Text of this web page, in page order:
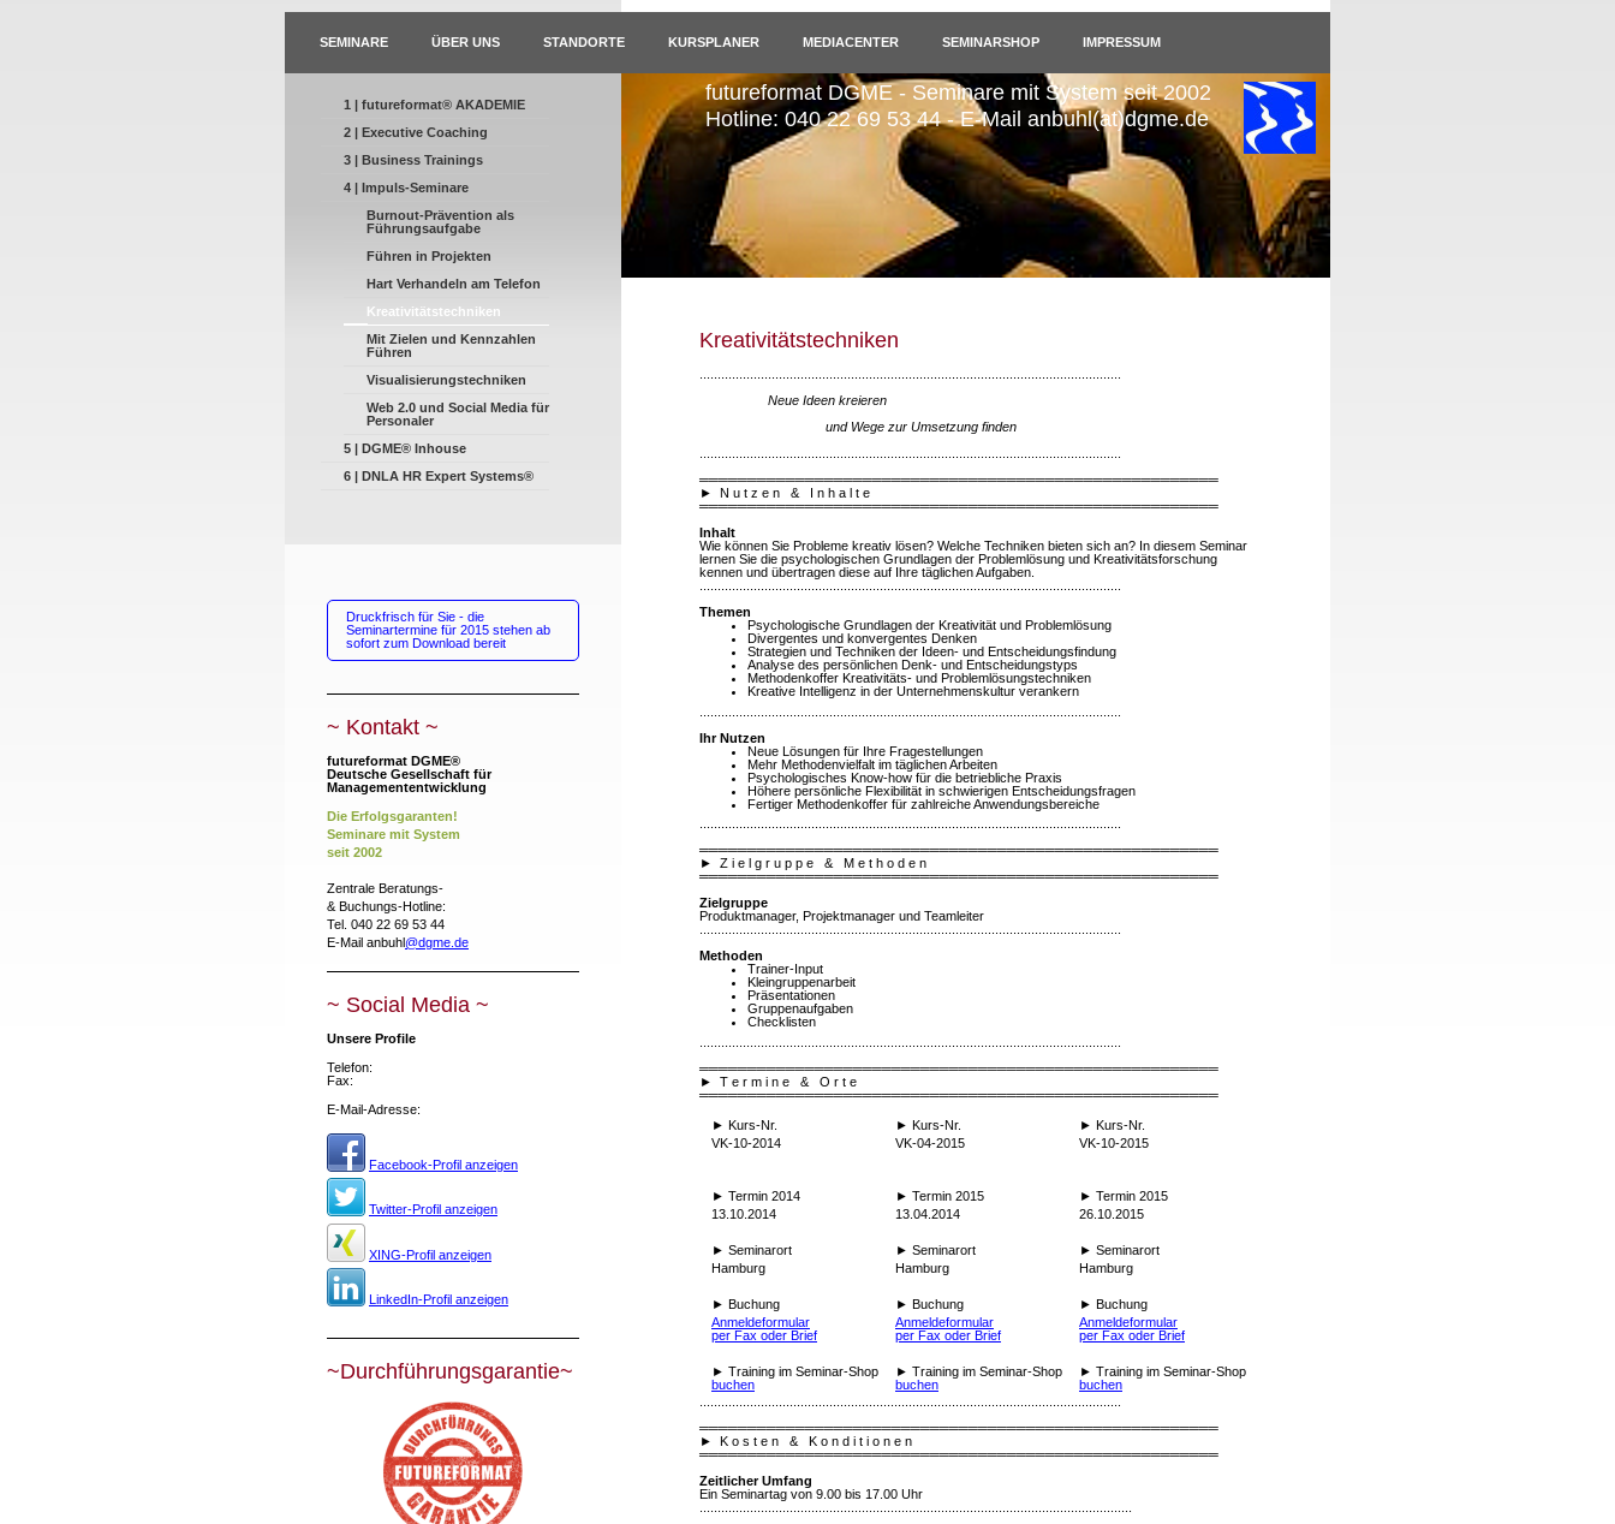
SEMINARE ÜBER UNS STANDORTE KURSPLANER MEDIACENTER SEMINARSHOP IMPRESSUM
1 | futureformat® AKADEMIE
2 | Executive Coaching
3 | Business Trainings
4 | Impuls-Seminare
Burnout-Prävention als
Führungsaufgabe
Führen in Projekten
Hart Verhandeln am Telefon
Kreativitätstechniken
Mit Zielen und Kennzahlen
Führen
Visualisierungstechniken
Web 2.0 und Social Media für
Personaler
5 | DGME® Inhouse
6 | DNLA HR Expert Systems®
Druckfrisch für Sie - die
Seminartermine für 2015 stehen ab
sofort zum Download bereit
~ Kontakt ~
futureformat DGME®
Deutsche Gesellschaft für
Managemententwicklung
Die Erfolgsgaranten!
Seminare mit System
seit 2002
Zentrale Beratungs-
& Buchungs-Hotline:
Tel. 040 22 69 53 44
E-Mail anbuhl@dgme.de
~ Social Media ~
Unsere Profile
Telefon:
Fax:
E-Mail-Adresse:
Facebook-Profil anzeigen
Twitter-Profil anzeigen
XING-Profil anzeigen
LinkedIn-Profil anzeigen
~Durchführungsgarantie~
futureformat DGME - Seminare mit System seit 2002
Hotline: 040 22 69 53 44 - E-Mail anbuhl(at)dgme.de
Kreativitätstechniken
Neue Ideen kreieren
und Wege zur Umsetzung finden
══════════════════════════════════════════════════════
►
N u t z e n & I n h a l t e
══════════════════════════════════════════════════════
Inhalt
Wie können Sie Probleme kreativ lösen? Welche Techniken bieten sich an? In diesem Seminar
lernen Sie die psychologischen Grundlagen der Problemlösung und Kreativitätsforschung
kennen und übertragen diese auf Ihre täglichen Aufgaben.
Themen
Psychologische Grundlagen der Kreativität und Problemlösung
Divergentes und konvergentes Denken
Strategien und Techniken der Ideen- und Entscheidungsfindung
Analyse des persönlichen Denk- und Entscheidungstyps
Methodenkoffer Kreativitäts- und Problemlösungstechniken
Kreative Intelligenz in der Unternehmenskultur verankern
Ihr Nutzen
Neue Lösungen für Ihre Fragestellungen
Mehr Methodenvielfalt im täglichen Arbeiten
Psychologisches Know-how für die betriebliche Praxis
Höhere persönliche Flexibilität in schwierigen Entscheidungsfragen
Fertiger Methodenkoffer für zahlreiche Anwendungsbereiche
══════════════════════════════════════════════════════
►
Z i e l g r u p p e & M e t h o d e n
══════════════════════════════════════════════════════
Zielgruppe
Produktmanager, Projektmanager und Teamleiter
Methoden
Trainer-Input
Kleingruppenarbeit
Präsentationen
Gruppenaufgaben
Checklisten
══════════════════════════════════════════════════════
►
T e r m i n e & O r t e
══════════════════════════════════════════════════════
► Kurs-Nr. ► Kurs-Nr. ► Kurs-Nr.
VK-10-2014
VK-04-2015 VK-10-2015
► Termin 2014 ► Termin 2015 ► Termin 2015
13.10.2014
13.04.2014 26.10.2015
► Seminarort ► Seminarort ► Seminarort
Hamburg
Hamburg Hamburg
► Buchung ► Buchung ► Buchung
Anmeldeformular
per Fax oder Brief
Anmeldeformular
per Fax oder Brief
Anmeldeformular
per Fax oder Brief
► Training im Seminar-Shop
buchen
► Training im Seminar-Shop
buchen
► Training im Seminar-Shop
buchen
══════════════════════════════════════════════════════
►
K o s t e n & K o n d i t i o n e n
══════════════════════════════════════════════════════
Zeitlicher Umfang
Ein Seminartag von 9.00 bis 17.00 Uhr